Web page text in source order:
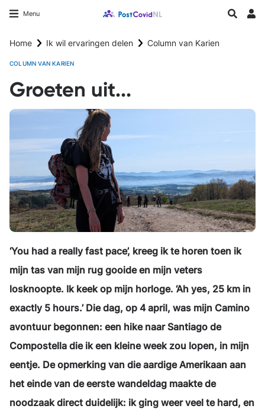
gaan
Menu Longfonds homepageZoeken
Home Ik wil ervaringen delen Column van Karien
COLUMN VAN KARIEN
Groeten uit...
‘You had a really fast pace’, kreeg ik te horen toen ik
mijn tas van mijn rug gooide en mijn veters
losknoopte. Ik keek op mijn horloge. ‘Ah yes, 25 km in
exactly 5 hours.’ Die dag, op 4 april, was mijn Camino
avontuur begonnen: een hike naar Santiago de
Compostella die ik een kleine week zou lopen, in mijn
eentje. De opmerking van die aardige Amerikaan aan
het einde van de eerste wandeldag maakte de
noodzaak direct duidelijk: ik ging weer veel te hard, en